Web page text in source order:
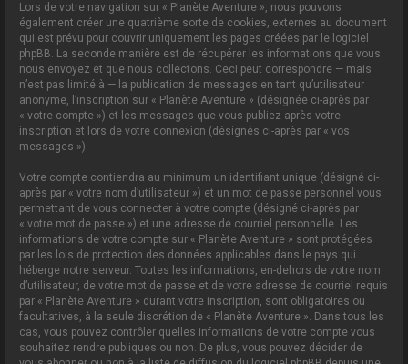
Lors de votre navigation sur « Planète Aventure », nous pouvons
également créer une quatrième sorte de cookies, externes au document
qui est prévu pour couvrir uniquement les pages créées par le logiciel
phpBB. La seconde manière est de récupérer les informations que vous
nous envoyez et que nous collectons. Ceci peut correspondre — mais
n’est pas limité à — la publication de messages en tant qu’utilisateur
anonyme, l’inscription sur « Planète Aventure » (désignée ci-après par
« votre compte ») et les messages que vous publiez après votre
inscription et lors de votre connexion (désignés ci-après par « vos
messages »).
Votre compte contiendra au minimum un identifiant unique (désigné ci-
après par « votre nom d’utilisateur ») et un mot de passe personnel vous
permettant de vous connecter à votre compte (désigné ci-après par
« votre mot de passe ») et une adresse de courriel personnelle. Les
informations de votre compte sur « Planète Aventure » sont protégées
par les lois de protection des données applicables dans le pays qui
héberge notre serveur. Toutes les informations, en-dehors de votre nom
d’utilisateur, de votre mot de passe et de votre adresse de courriel requis
par « Planète Aventure » durant votre inscription, sont obligatoires ou
facultatives, à la seule discrétion de « Planète Aventure ». Dans tous les
cas, vous pouvez contrôler quelles informations de votre compte vous
souhaitez rendre publiques ou non. De plus, vous pouvez décider de